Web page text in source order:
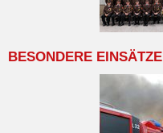
BESONDERE EINSÄTZE